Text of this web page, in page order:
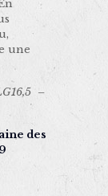
une
–
des